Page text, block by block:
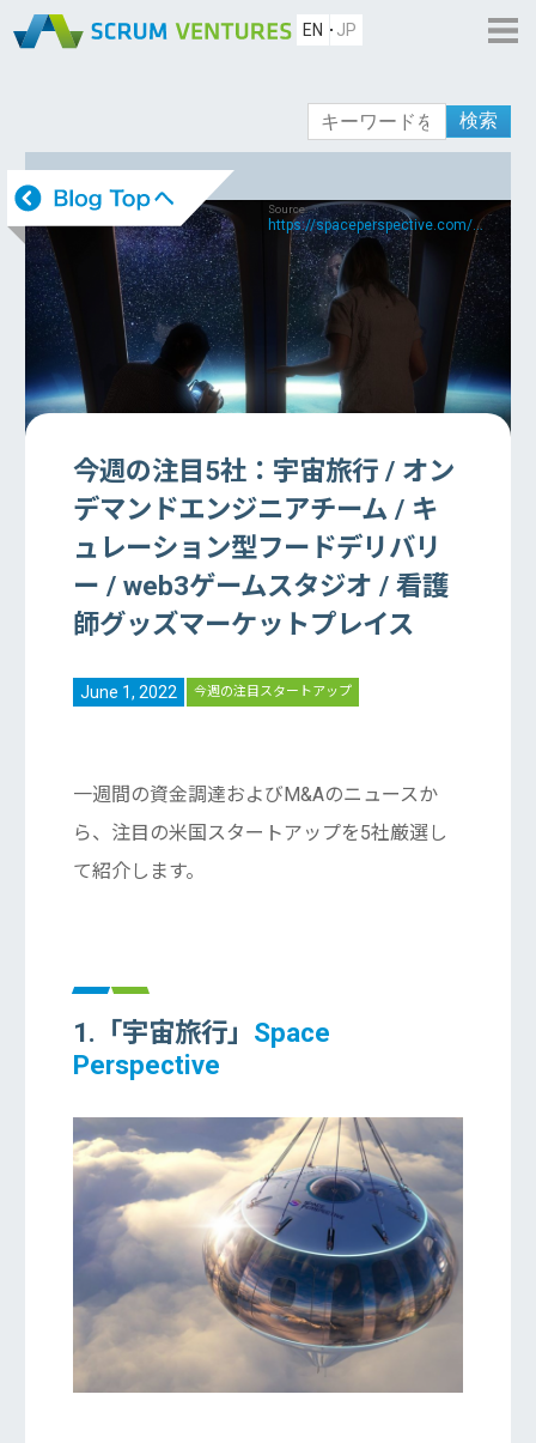
EN JP
検索
Source:
https://spaceperspective.com/...
今週の注目5社：宇宙旅行 / オン
デマンドエンジニアチーム / キ
ュレーション型フードデリバリ
ー / web3ゲームスタジオ / 看護
師グッズマーケットプレイス
June 1, 2022 今週の注目スタートアップ
一週間の資金調達およびM&Aのニュースか
ら、注目の米国スタートアップを5社厳選し
て紹介します。
1.「宇宙旅行」 Space
Perspective